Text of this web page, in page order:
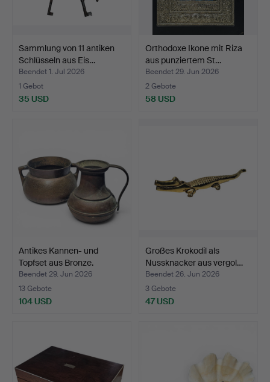
Sammlung von 11 antiken
Schlüsseln aus Eis…
Beendet 1. Jul 2026
1 Gebot
35 USD
Orthodoxe Ikone mit Riza
aus punziertem St…
Beendet 29. Jun 2026
2 Gebote
58 USD
Antikes Kannen- und
Topfset aus Bronze.
Beendet 29. Jun 2026
13 Gebote
104 USD
Großes Krokodil als
Nussknacker aus vergol…
Beendet 26. Jun 2026
3 Gebote
47 USD